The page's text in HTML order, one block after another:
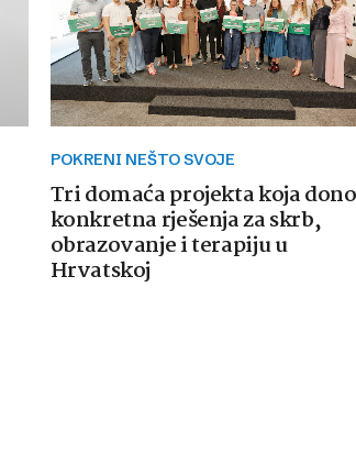
POKRENI NEŠTO SVOJE
Tri domaća projekta koja
konkretna rješenja za skrb,
obrazovanje i terapiju u
Hrvatskoj